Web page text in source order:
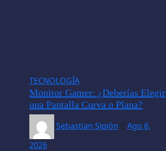
TECNOLOGÍA
Monitor Gamer: ¿Deberías Elegir
una Pantalla Curva o Plana?
Sebastian Sipión
Ago 6,
2026